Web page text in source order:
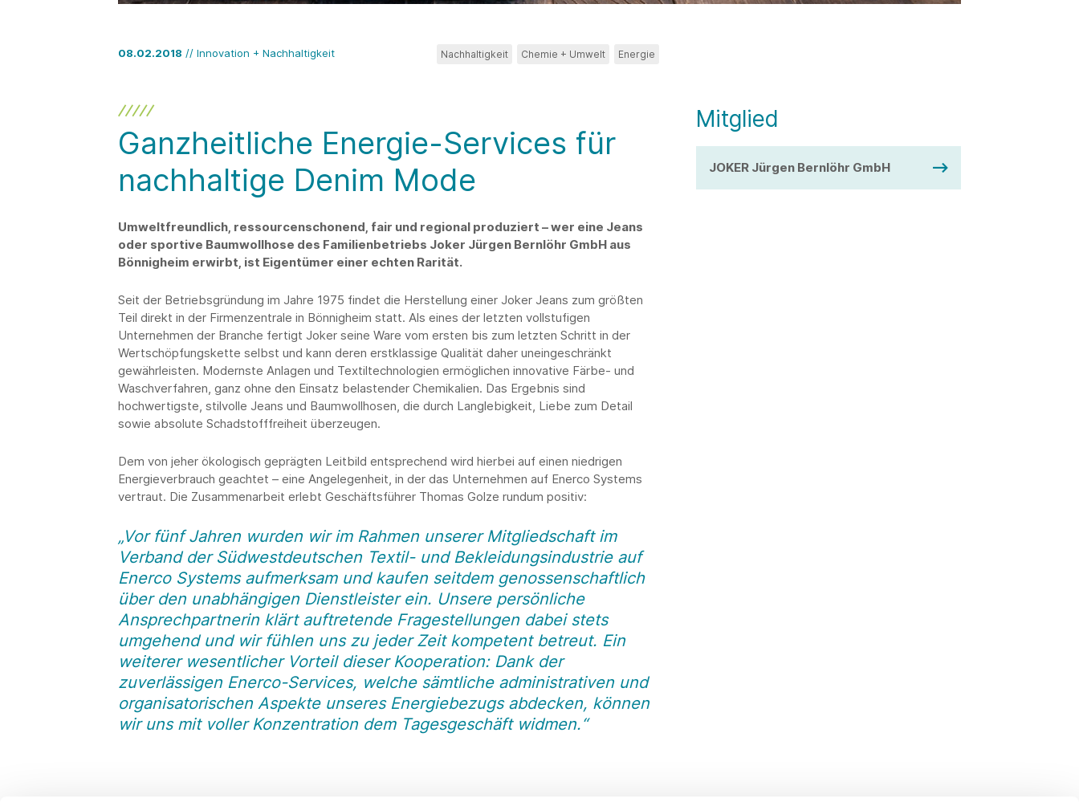
08.02.2018 // Innovation + Nachhaltigkeit Nachhaltigkeit Chemie + Umwelt Energie
Ganzheitliche Energie-Services für
nachhaltige Denim Mode
Umweltfreundlich, ressourcenschonend, fair und regional produziert – wer eine Jeans
oder sportive Baumwollhose des Familienbetriebs Joker Jürgen Bernlöhr GmbH aus
Bönnigheim erwirbt, ist Eigentümer einer echten Rarität.
Seit der Betriebsgründung im Jahre 1975 findet die Herstellung einer Joker Jeans zum größten
Teil direkt in der Firmenzentrale in Bönnigheim statt. Als eines der letzten vollstufigen
Unternehmen der Branche fertigt Joker seine Ware vom ersten bis zum letzten Schritt in der
Wertschöpfungskette selbst und kann deren erstklassige Qualität daher uneingeschränkt
gewährleisten. Modernste Anlagen und Textiltechnologien ermöglichen innovative Färbe- und
Waschverfahren, ganz ohne den Einsatz belastender Chemikalien. Das Ergebnis sind
hochwertigste, stilvolle Jeans und Baumwollhosen, die durch Langlebigkeit, Liebe zum Detail
sowie absolute Schadstofffreiheit überzeugen.
Dem von jeher ökologisch geprägten Leitbild entsprechend wird hierbei auf einen niedrigen
Energieverbrauch geachtet – eine Angelegenheit, in der das Unternehmen auf Enerco Systems
vertraut. Die Zusammenarbeit erlebt Geschäftsführer Thomas Golze rundum positiv:
„Vor fünf Jahren wurden wir im Rahmen unserer Mitgliedschaft im
Verband der Südwestdeutschen Textil- und Bekleidungsindustrie auf
Enerco Systems aufmerksam und kaufen seitdem genossenschaftlich
über den unabhängigen Dienstleister ein. Unsere persönliche
Ansprechpartnerin klärt auftretende Fragestellungen dabei stets
umgehend und wir fühlen uns zu jeder Zeit kompetent betreut. Ein
weiterer wesentlicher Vorteil dieser Kooperation: Dank der
zuverlässigen Enerco-Services, welche sämtliche administrativen und
organisatorischen Aspekte unseres Energiebezugs abdecken, können
wir uns mit voller Konzentration dem Tagesgeschäft widmen.“
Mitglied
JOKER Jürgen Bernlöhr GmbH